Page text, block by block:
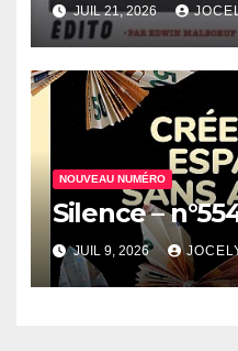
JUIL 21, 2026
NOUVEAU NUMÉRO
Silence –
JUIL 9, 2026